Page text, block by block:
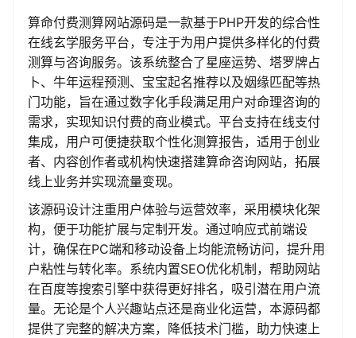
算命付费测算网站源码是一款基于PHP开发的综合性
在线玄学服务平台，专注于为用户提供多样化的付费
测算与咨询服务。该系统整合了星座运势、塔罗牌占
卜、牛年运程预测、宝宝起名推荐以及姻缘匹配等热
门功能，旨在通过数字化手段满足用户对命理咨询的
需求，实现知识付费的商业模式。平台支持在线支付
集成，用户可便捷获取个性化测算报告，适用于创业
者、内容创作者或机构快速搭建算命咨询网站，拓展
线上业务并实现流量变现。
该源码设计注重用户体验与运营效率，采用模块化架
构，便于功能扩展与定制开发。通过响应式前端设
计，确保在PC端和移动设备上均能流畅访问，提升用
户粘性与转化率。系统内置SEO优化机制，帮助网站
在百度等搜索引擎中获得更好排名，吸引潜在用户流
量。无论是个人兴趣站点还是商业化运营，本源码都
提供了完整的解决方案，降低技术门槛，助力快速上